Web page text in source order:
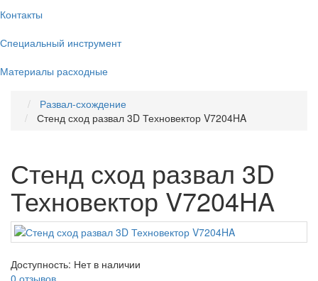
Контакты
Специальный инструмент
Материалы расходные
Развал-схождение
Стенд сход развал 3D Техновектор V7204HA
Стенд сход развал 3D
Техновектор V7204HA
Доступность: Нет в наличии
0 отзывов